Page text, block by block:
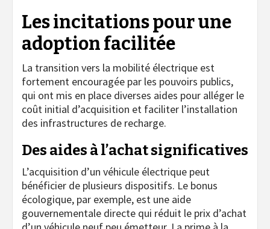
Les incitations pour une
adoption facilitée
La transition vers la mobilité électrique est
fortement encouragée par les pouvoirs publics,
qui ont mis en place diverses aides pour alléger le
coût initial d’acquisition et faciliter l’installation
des infrastructures de recharge.
Des aides à l’achat significatives
L’acquisition d’un véhicule électrique peut
bénéficier de plusieurs dispositifs. Le bonus
écologique, par exemple, est une aide
gouvernementale directe qui réduit le prix d’achat